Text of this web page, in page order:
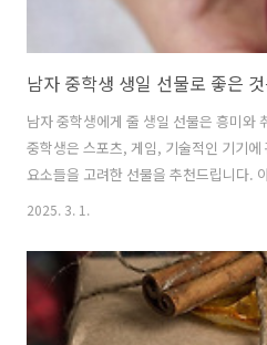
남자 중학생 생일 선물로 좋은
남자 중학생에게 줄 생일 선물은 흥미와
중학생은 스포츠, 게임, 기술적인 기기
요소들을 고려한 선물을 추천드립니다.
TOP 10입니다! 1. 스포츠 용품추천 이유: 운동을 좋아하는 중학생에게
2. 스마트워치추천 이유: 건강 관리 및
시한 액세서리로도 활용 가능추천 제품: 갤럭시
임추천 이유: 게임을 좋아하는 남학생
천 제품: 닌텐도 스위치, PS4/PS5, 엑스
2025. 3. 1.